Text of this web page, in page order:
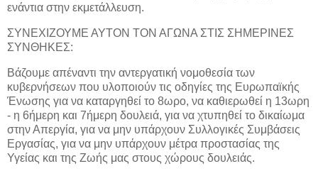
ενάντια στην εκμετάλλευση.
ΣΥΝΕΧΙΖΟΥΜΕ ΑΥΤΟΝ ΤΟΝ ΑΓΩΝΑ ΣΤΙΣ ΣΗΜΕΡΙΝΕΣ
ΣΥΝΘΗΚΕΣ:
Βάζουμε απέναντι την αντεργατική νομοθεσία των
κυβερνήσεων που υλοποιούν τις οδηγίες της Ευρωπαϊκής
Ένωσης για να καταργηθεί το 8ωρο, να καθιερωθεί η 13ωρη
- η 6ήμερη και 7ήμερη δουλειά, για να χτυπηθεί το δικαίωμα
στην Απεργία, για να μην υπάρχουν Συλλογικές Συμβάσεις
Εργασίας, για να μην υπάρχουν μέτρα προστασίας της
Υγείας και της Ζωής μας στους χώρους δουλειάς.